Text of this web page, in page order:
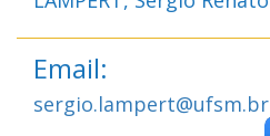
Email:
sergio.lampert@ufsm.br